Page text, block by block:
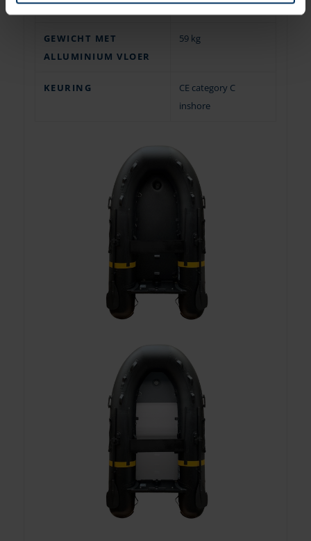
OPBLAASBARE VLOER
GEWICHT MET
ALLUMINIUM VLOER
59 kg
KEURING
CE category C
inshore